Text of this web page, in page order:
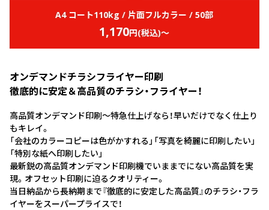
オンデマンドチラシフライヤー印刷
徹底的に安定＆高品質のチラシ・フライヤー！
高品質オンデマンド印刷～特急仕上げなら！早いだけでなく仕上り
もキレイ。
「会社のカラーコピーは色がかすれる」「写真を綺麗に印刷したい」
「特別な紙へ印刷したい」
最新鋭の高品質オンデマンド印刷機でいままでにない高品質を実
現。オフセット印刷に迫るクオリティー。
当日納品から長納期まで『徹底的に安定した高品質』のチラシ・フラ
イヤーをスーパープライスで！
A4 コート110kg / 片面フルカラー / 50部
1,170円(税込)～
発送・配送
折り加工
中綴じ冊子
無線綴じ冊子
封筒／クリアファイル